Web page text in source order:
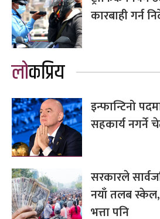
कारबाही गर्न
लोकप्रिय
इन्फान्टिनो
सहकार्य नगर्ने
सरकारले
नयाँ तलब
भत्ता पनि